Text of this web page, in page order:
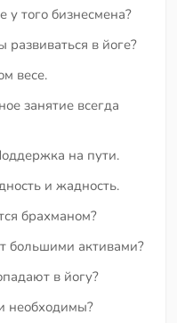
того бизнесмена?
в йоге?
весе.
занятие всегда
на пути.
и жадность.
брахманом?
большими активами?
в йогу?
необходимы?